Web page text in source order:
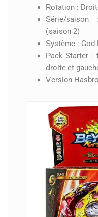
Rotation :
Série/saison
(saison 2)
Système : God
Pack Starter :
droite et
Version